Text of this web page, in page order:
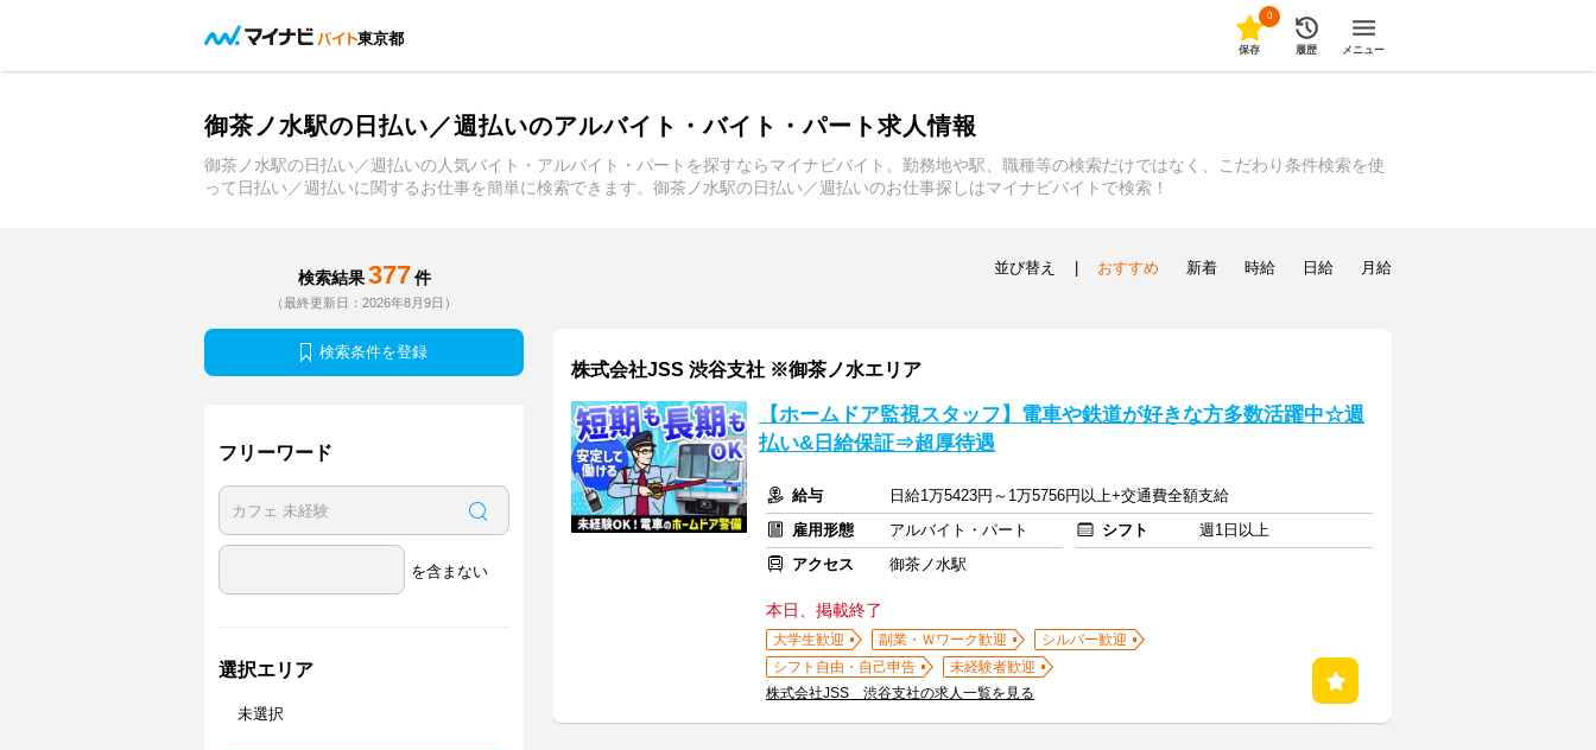
東京都
0
保存 履歴 メニュー
御茶ノ水駅の日払い／週払いのアルバイト・バイト・パート求人情報
御茶ノ水駅の日払い／週払いの人気バイト・アルバイト・パートを探すならマイナビバイト。勤務地や駅、職種等の検索だけではなく、こだわり条件検索を使
って日払い／週払いに関するお仕事を簡単に検索できます。御茶ノ水駅の日払い／週払いのお仕事探しはマイナビバイトで検索！
検索結果 377 件
（最終更新日：2026年8月9日）
検索条件を登録
フリーワード
を含まない
選択エリア
未選択
並び替え おすすめ 新着 時給 日給 月給
株式会社JSS 渋谷支社 ※御茶ノ水エリア
【ホームドア監視スタッフ】電車や鉄道が好きな方多数活躍中☆週
払い&日給保証⇒超厚待遇
給与
日給1万5423円～1万5756円以上+交通費全額支給
雇用形態
アルバイト・パート シフト
週1日以上
アクセス
御茶ノ水駅
本日、掲載終了
大学生歓迎 副業・Ｗワーク歓迎
シルバー歓迎
シフト自由・自己申告
未経験者歓迎
株式会社JSS 渋谷支社の求人一覧を見る